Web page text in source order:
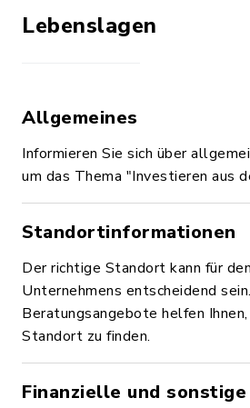
Lebenslagen
Allgemeines
Informieren Sie sich über
um das Thema "Investieren aus
Standortinformationen
Der richtige Standort kann für
Unternehmens entscheidend sein.
Beratungsangebote helfen
Standort zu finden.
Finanzielle und